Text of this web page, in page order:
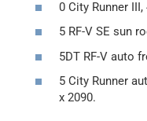
0 City Runner
5 RF-V SE sun
5DT RF-V auto
5 City Runner
x 2090.